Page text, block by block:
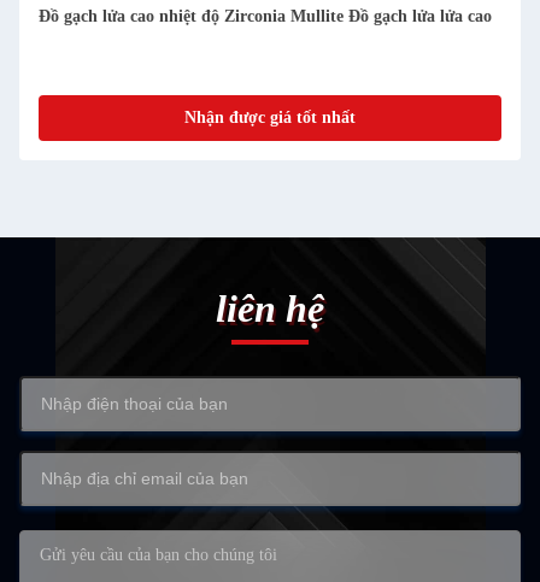
Đồ gạch lửa cao nhiệt độ Zirconia Mullite Đồ gạch lửa lửa cao
Nhận được giá tốt nhất
liên hệ